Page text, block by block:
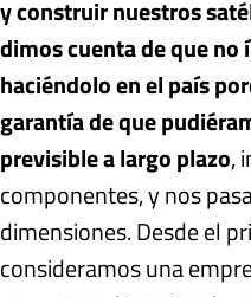
y construir nuestros
dimos cuenta de que no
haciéndolo en el país
garantía de que
previsible a largo plazo,
componentes, y nos
dimensiones. Desde el
consideramos una